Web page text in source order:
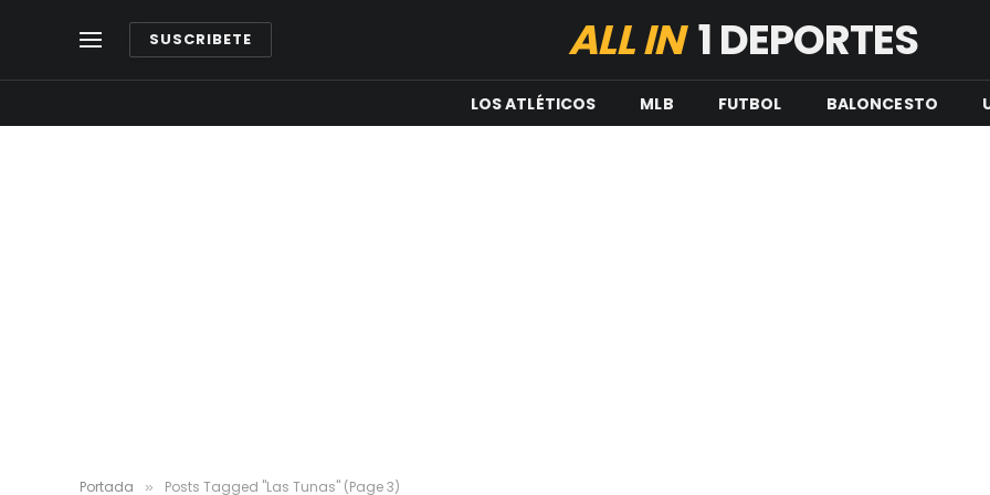
SUSCRIBETE ALL IN1 DEPORTES
LOS ATLÉTICOS MLB FUTBOL BALONCESTO
Portada » Posts Tagged "Las Tunas" (Page 3)